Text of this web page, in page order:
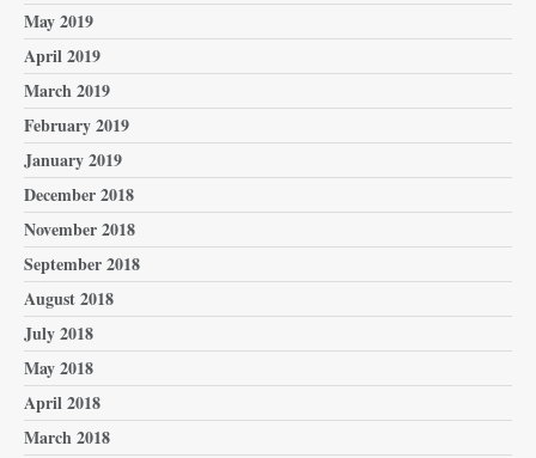
May 2019
April 2019
March 2019
February 2019
January 2019
December 2018
November 2018
September 2018
August 2018
July 2018
May 2018
April 2018
March 2018